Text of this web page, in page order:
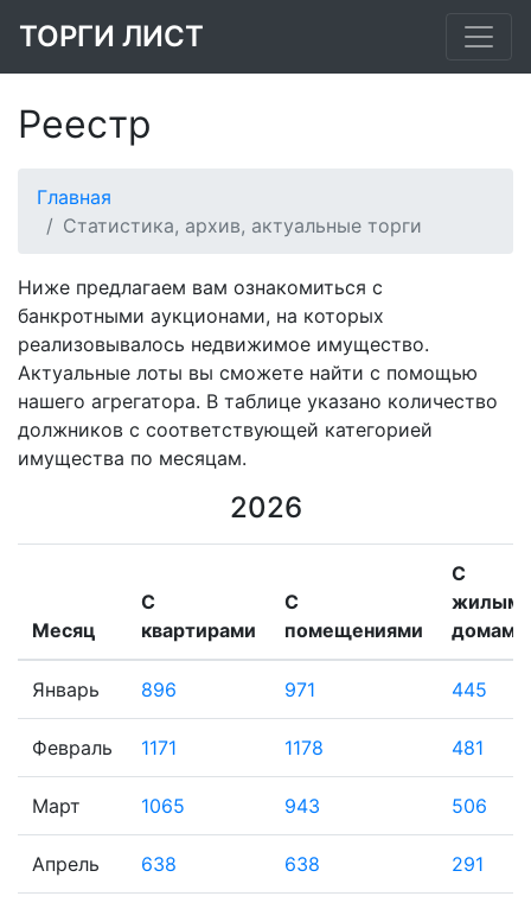
ТОРГИ ЛИСТ
Реестр
Главная
Статистика, архив, актуальные торги
Ниже предлагаем вам ознакомиться с
банкротными аукционами, на которых
реализовывалось недвижимое имущество.
Актуальные лоты вы сможете найти с помощью
нашего агрегатора. В таблице указано количество
должников с соответствующей категорией
имущества по месяцам.
2026
Месяц
С
квартирами
С
помещениями
С
домами
Январь 896 971 445
Февраль 1171 1178 481
Март 1065 943 506
Апрель 638 638 291